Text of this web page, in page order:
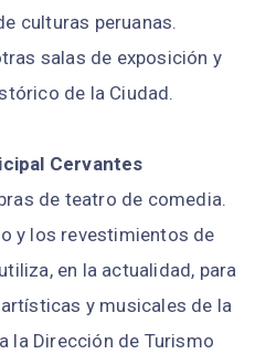
culturas peruanas.
salas de exposición y
de la Ciudad.
Cervantes
de teatro de comedia.
y los revestimientos de
en la actualidad, para
y musicales de la
la Dirección de Turismo